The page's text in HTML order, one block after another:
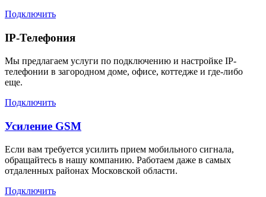
Подключить
IP-Телефония
Мы предлагаем услуги по подключению и настройке IP-
телефонии в загородном доме, офисе, коттедже и где-либо
еще.
Подключить
Усиление GSM
Если вам требуется усилить прием мобильного сигнала,
обращайтесь в нашу компанию. Работаем даже в самых
отдаленных районах Московской области.
Подключить